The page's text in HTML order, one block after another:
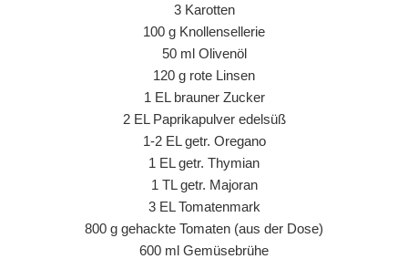
3 Karotten
100 g Knollensellerie
50 ml Olivenöl
120 g rote Linsen
1 EL brauner Zucker
2 EL Paprikapulver edelsüß
1-2 EL getr. Oregano
1 EL getr. Thymian
1 TL getr. Majoran
3 EL Tomatenmark
800 g gehackte Tomaten (aus der Dose)
600 ml Gemüsebrühe